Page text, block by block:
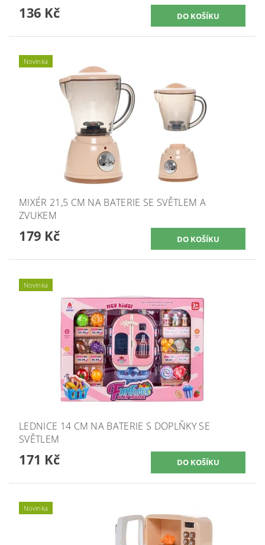
136 Kč
Novinka
MIXÉR 21,5 CM NA BATERIE SE SVĚTLEM A
ZVUKEM
179 Kč
Novinka
LEDNICE 14 CM NA BATERIE S DOPLŇKY SE
SVĚTLEM
171 Kč
Novinka